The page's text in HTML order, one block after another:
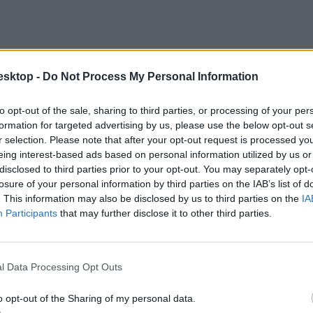
- Do Not Process My Personal Information
opt-out of the sale, sharing to third parties, or processing of your
for targeted advertising by us, please use the below opt-out
selection. Please note that after your opt-out request is processed
interest-based ads based on personal information utilized by us
to third parties prior to your opt-out. You may separately
of your personal information by third parties on the IAB’s list of
This information may also be disclosed by us to third parties on the
Participants that may further disclose it to other third parties.
Data Processing Opt Outs
opt-out of the Sharing of my personal data.
a szövegkönyezetbe illő kifejezést, vagy egy hiányos
képzett változatuk) szövegbe illesztésével, és szöveg